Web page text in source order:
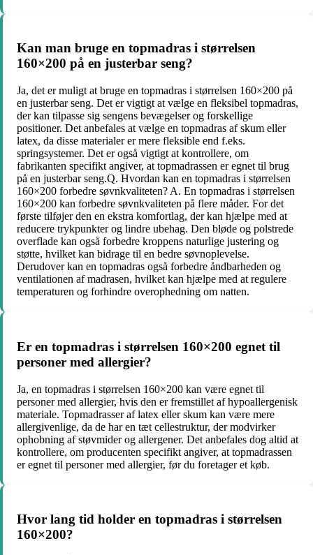
Kan man bruge en topmadras i størrelsen
160×200 på en justerbar seng?
Ja, det er muligt at bruge en topmadras i størrelsen 160×200 på
en justerbar seng. Det er vigtigt at vælge en fleksibel topmadras,
der kan tilpasse sig sengens bevægelser og forskellige
positioner. Det anbefales at vælge en topmadras af skum eller
latex, da disse materialer er mere fleksible end f.eks.
springsystemer. Det er også vigtigt at kontrollere, om
fabrikanten specifikt angiver, at topmadrassen er egnet til brug
på en justerbar seng.Q. Hvordan kan en topmadras i størrelsen
160×200 forbedre søvnkvaliteten? A. En topmadras i størrelsen
160×200 kan forbedre søvnkvaliteten på flere måder. For det
første tilføjer den en ekstra komfortlag, der kan hjælpe med at
reducere trykpunkter og lindre ubehag. Den bløde og polstrede
overflade kan også forbedre kroppens naturlige justering og
støtte, hvilket kan bidrage til en bedre søvnoplevelse.
Derudover kan en topmadras også forbedre åndbarheden og
ventilationen af madrasen, hvilket kan hjælpe med at regulere
temperaturen og forhindre overophedning om natten.
Er en topmadras i størrelsen 160×200 egnet til
personer med allergier?
Ja, en topmadras i størrelsen 160×200 kan være egnet til
personer med allergier, hvis den er fremstillet af hypoallergenisk
materiale. Topmadrasser af latex eller skum kan være mere
allergivenlige, da de har en tæt cellestruktur, der modvirker
ophobning af støvmider og allergener. Det anbefales dog altid at
kontrollere, om producenten specifikt angiver, at topmadrassen
er egnet til personer med allergier, før du foretager et køb.
Hvor lang tid holder en topmadras i størrelsen
160×200?